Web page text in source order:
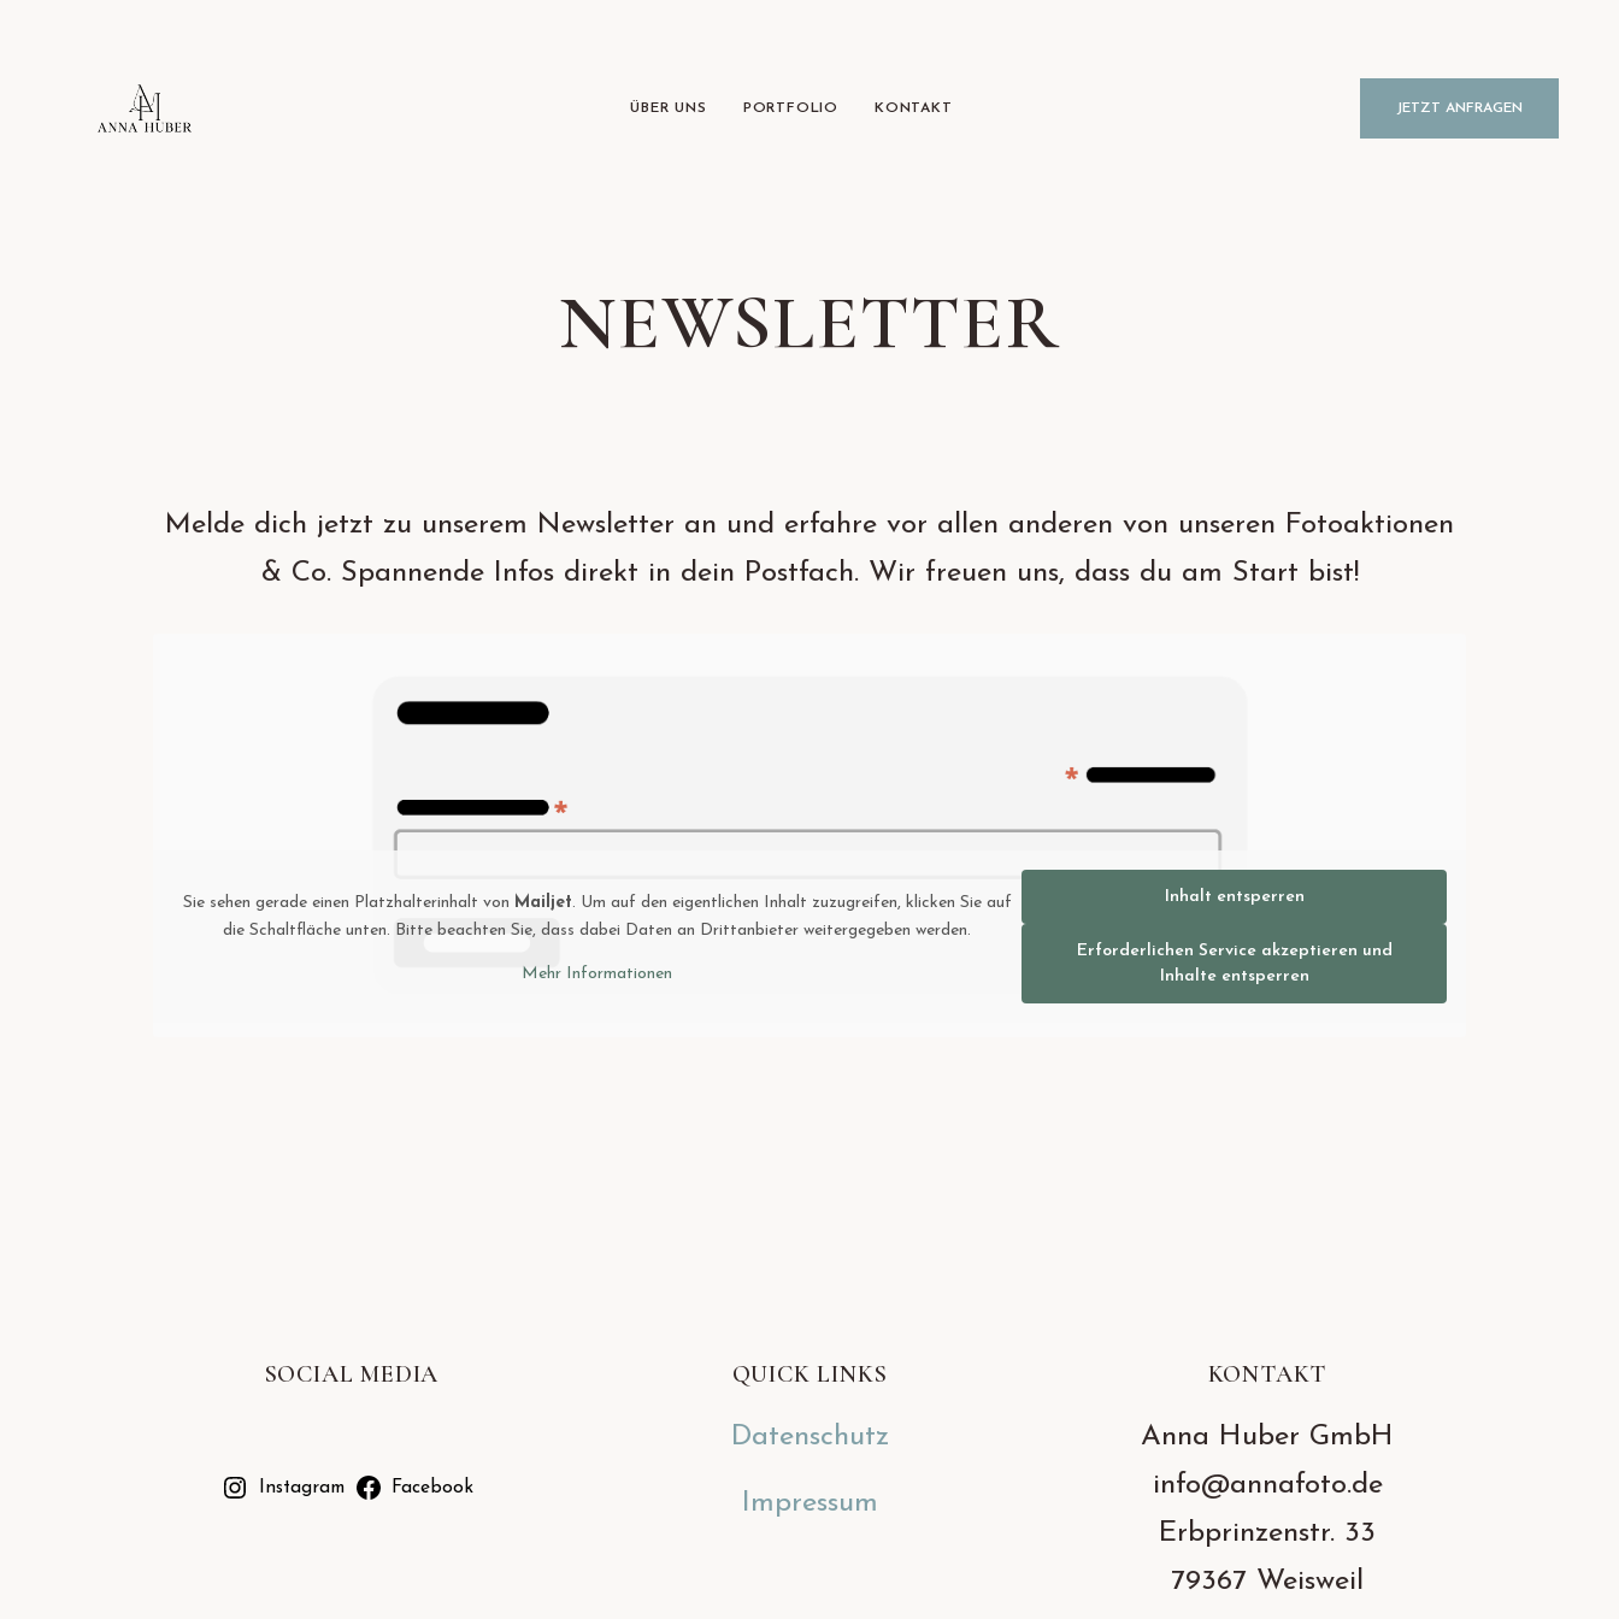
ÜBER UNS PORTFOLIO KONTAKT JETZT ANFRAGEN
NEWSLETTER
Melde dich jetzt zu unserem Newsletter an und erfahre vor allen anderen von unseren Fotoaktionen
& Co. Spannende Infos direkt in dein Postfach. Wir freuen uns, dass du am Start bist!
Sie sehen gerade einen Platzhalterinhalt von Mailjet. Um auf den eigentlichen Inhalt zuzugreifen, klicken Sie auf
die Schaltfläche unten. Bitte beachten Sie, dass dabei Daten an Drittanbieter weitergegeben werden.
Mehr Informationen
Inhalt entsperren
Erforderlichen Service akzeptieren und
Inhalte entsperren
SOCIAL MEDIA
Instagram Facebook
QUICK LINKS
Datenschutz
Impressum
KONTAKT
Anna Huber GmbH
info@annafoto.de
Erbprinzenstr. 33
79367 Weisweil